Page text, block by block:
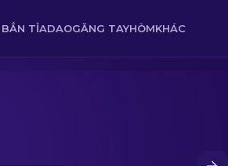
BẮN TỈADAOGĂNG TAYHÒMKHÁC